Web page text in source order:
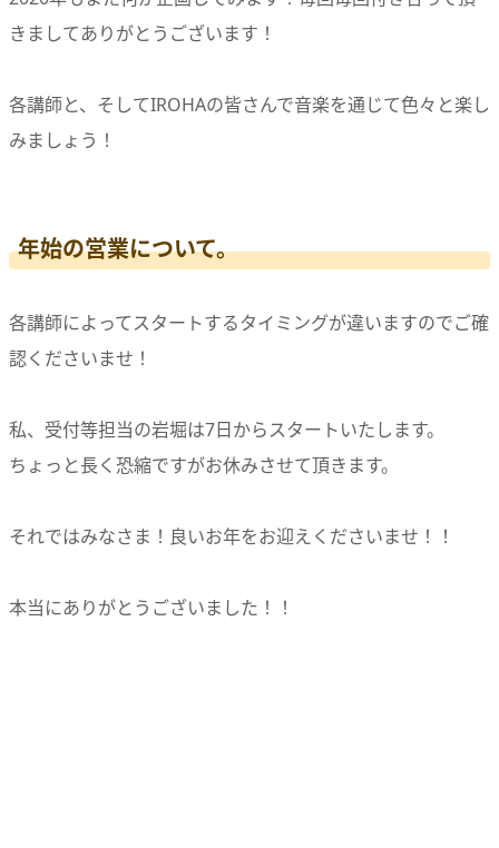
きましてありがとうございます！
各講師と、そしてIROHAの皆さんで音楽を通じて色々と楽し
みましょう！
年始の営業について。
各講師によってスタートするタイミングが違いますのでご確
認くださいませ！
私、受付等担当の岩堀は7日からスタートいたします。
ちょっと長く恐縮ですがお休みさせて頂きます。
それではみなさま！良いお年をお迎えくださいませ！！
本当にありがとうございました！！